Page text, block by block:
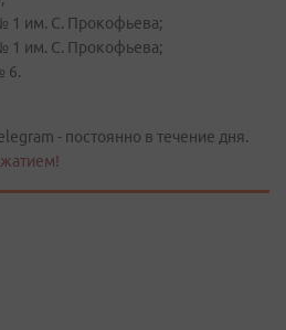
1 им. С. Прокофьева;
1 им. С. Прокофьева;
6.
- постоянно в течение дня.